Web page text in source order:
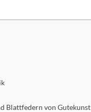
Blattfedern von Gutekunst